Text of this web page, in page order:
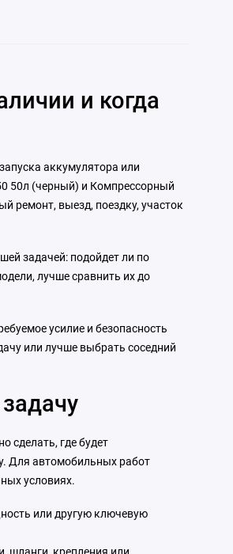
и когда
аккумулятора или
50л (черный) и Компрессорный
ремонт, выезд, поездку, участок
задачей: подойдет ли по
лучше сравнить их до
усилие и безопасность
или лучше выбрать соседний
сделать, где будет
Для автомобильных работ
условиях.
или другую ключевую